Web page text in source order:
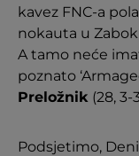
kavez FNC-a
nokauta u
A tamo neće
poznato
Preložnik (28, 3-
Podsjetimo,